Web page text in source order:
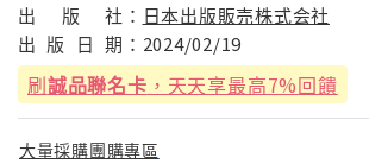
出
版 社： 日本出版販売株式会社
出 版 日 期： 2024/02/19
刷誠品聯名卡 ，天天享最高7%回饋
大量採購團購專區